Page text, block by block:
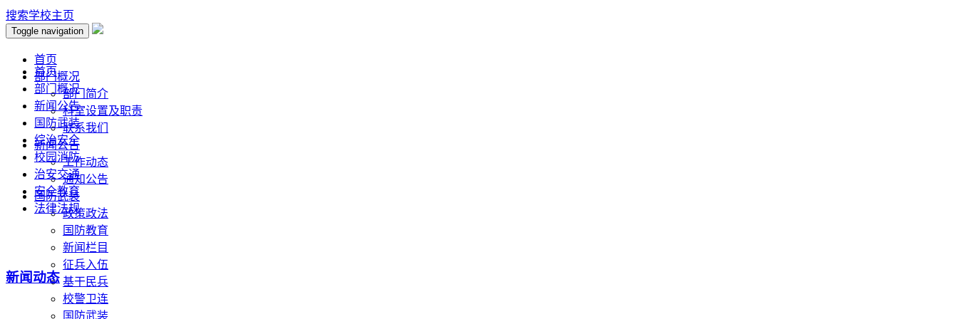
搜索学校主页
Toggle navigation
首页
部门概况
部门简介
科室设置及职责
联系我们
新闻公告
工作动态
通知公告
国防武装
政策政法
国防教育
新闻栏目
征兵入伍
基干民兵
校警卫连
国防武装
首页
部门概况
新闻公告
国防武装
综治安全
校园消防
治安交通
安全教育
法律法规
新闻动态